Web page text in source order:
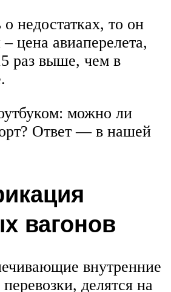
недостатках, то он
цена авиаперелета,
раз выше, чем в
можно ли
Ответ — в нашей
вагонов
внутренние
делятся на